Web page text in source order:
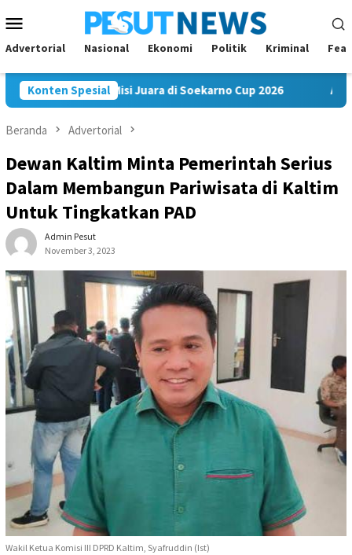
ke
kontenMobile
Advertorial Nasional Ekonomi Politik Kriminal
Konten Spesial
FC Bawa Misi Juara di Soekarno Cup 2026 Andi Satya
Beranda Advertorial
Dewan Kaltim Minta Pemerintah Serius
Dalam Membangun Pariwisata di Kaltim
Untuk Tingkatkan PAD
Admin Pesut
November 3, 2023
Wakil Ketua Komisi III DPRD Kaltim, Syafruddin (Ist)